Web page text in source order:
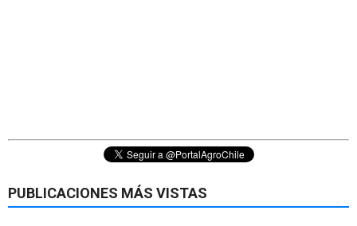
PUBLICACIONES MÁS VISTAS